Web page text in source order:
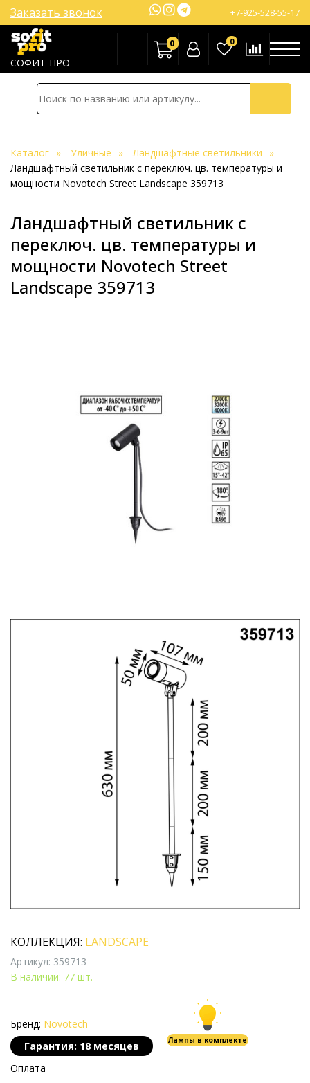
СОФИТ-ПРО
+7-925-528-55-17
Заказать звонок
0 0
Каталог Уличные
Ландшафтные светильники
Ландшафтный светильник с переключ. цв. температуры и
мощности Novotech Street Landscape 359713
Ландшафтный светильник с
переключ. цв. температуры и
мощности Novotech Street
Landscape 359713
КОЛЛЕКЦИЯ: LANDSCAPE
Артикул: 359713
В наличии: 77 шт.
Бренд: Novotech
Гарантия: 18 месяцев
Лампы в комплекте
Оплата